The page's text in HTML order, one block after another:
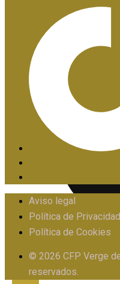
X
Aviso legal
Política de Privacidad
Política de Cookies
© 2026 CFP Verge
reservados.